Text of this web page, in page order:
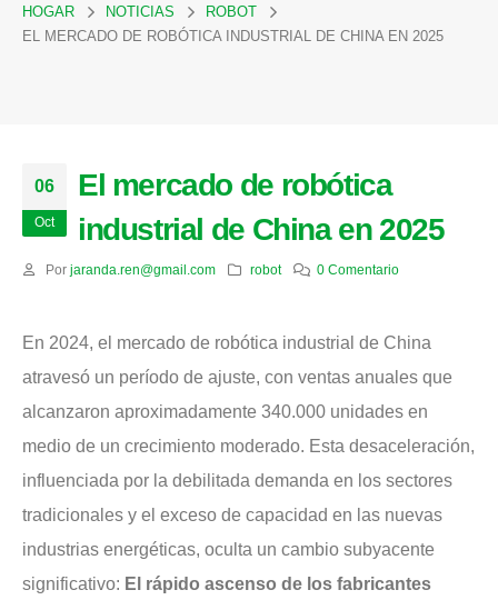
HOGAR NOTICIAS
ROBOT
EL MERCADO DE ROBÓTICA INDUSTRIAL DE CHINA EN 2025
06
Oct
El mercado de robótica
industrial de China en 2025
Por jaranda.ren@gmail.com robot 0 Comentario
En 2024, el mercado de robótica industrial de China
atravesó un período de ajuste, con ventas anuales que
alcanzaron aproximadamente 340.000 unidades en
medio de un crecimiento moderado. Esta desaceleración,
influenciada por la debilitada demanda en los sectores
tradicionales y el exceso de capacidad en las nuevas
industrias energéticas, oculta un cambio subyacente
significativo: El rápido ascenso de los fabricantes